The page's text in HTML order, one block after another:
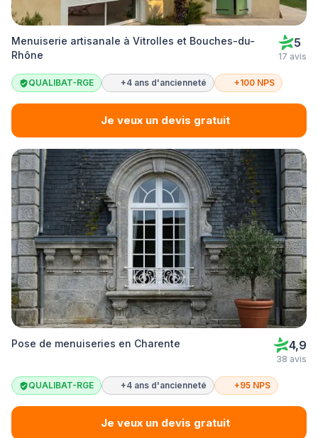
Menuiserie artisanale à Vitrolles et Bouches-du-
Rhône
5
17 avis
QUALIBAT-RGE +4 ans d'ancienneté +100 NPS
Je veux un devis gratuit
Pose de menuiseries en Charente 4,9
38 avis
QUALIBAT-RGE +4 ans d'ancienneté +95 NPS
Je veux un devis gratuit